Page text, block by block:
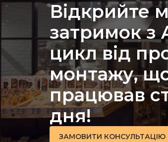
Відкрийте
затримок з
цикл від
монтажу,
працював
дня!
ЗАМОВИТИ КОНСУЛЬТАЦІЮ